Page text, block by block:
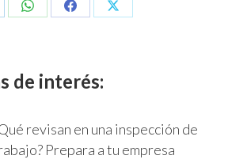
Share
Share
Share
de interés:
revisan en una inspección de
Prepara a tu empresa